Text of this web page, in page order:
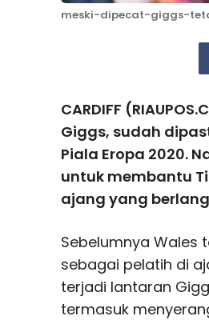
meski-dipecat-giggs-
CARDIFF
Giggs, sudah
Piala Eropa 2020.
untuk membantu
ajang yang
Sebelumnya Wales
sebagai pelatih di
terjadi lantaran
termasuk